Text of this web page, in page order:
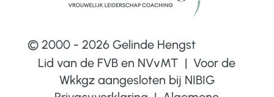
© 2000 - 2026 Gelinde Hengst
Lid van de FVB en NVvMT | Voor de
Wkkgz aangesloten bij NIBIG